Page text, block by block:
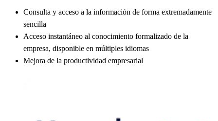
Consulta y acceso a la información de forma extremadamente
sencilla
Acceso instantáneo al conocimiento formalizado de la
empresa, disponible en múltiples idiomas
Mejora de la productividad empresarial